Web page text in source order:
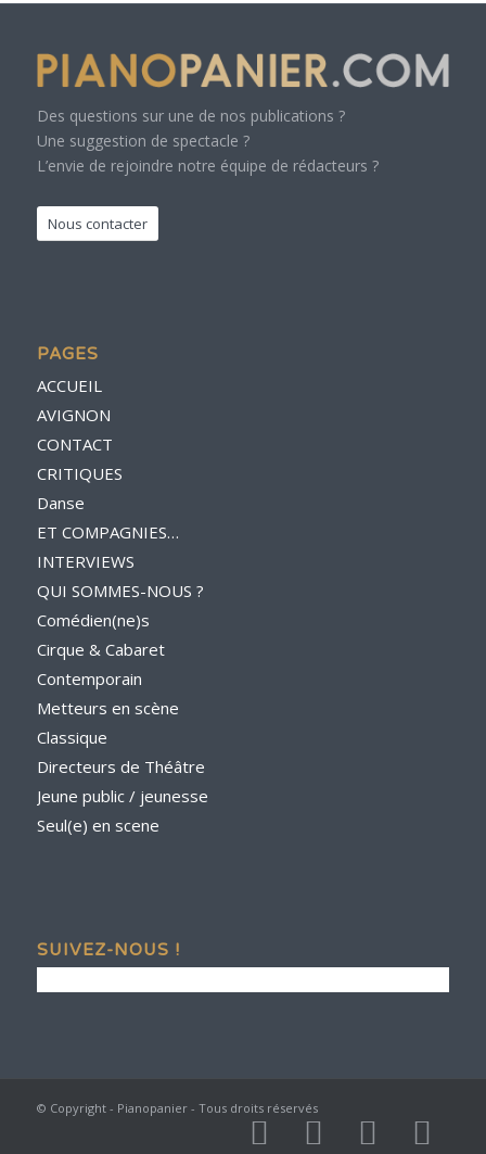
Des questions sur une de nos publications ?
Une suggestion de spectacle ?
L’envie de rejoindre notre équipe de rédacteurs ?
Nous contacter
PAGES
ACCUEIL
AVIGNON
CONTACT
CRITIQUES
Danse
ET COMPAGNIES…
INTERVIEWS
QUI SOMMES-NOUS ?
Comédien(ne)s
Cirque & Cabaret
Contemporain
Metteurs en scène
Classique
Directeurs de Théâtre
Jeune public / jeunesse
Seul(e) en scene
SUIVEZ-NOUS !
© Copyright - Pianopanier - Tous droits réservés